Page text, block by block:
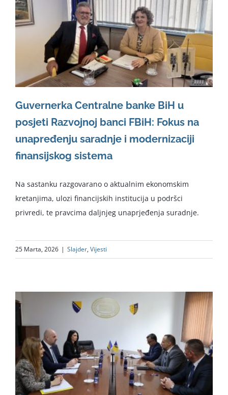
Guvernerka Centralne banke BiH u
posjeti Razvojnoj banci FBiH: Fokus na
unapređenju saradnje i modernizaciji
finansijskog sistema
Na sastanku razgovarano o aktualnim ekonomskim
kretanjima, ulozi financijskih institucija u podršci
privredi, te pravcima daljnjeg unaprjeđenja suradnje.
25 Marta, 2026 | Slajder, Vijesti